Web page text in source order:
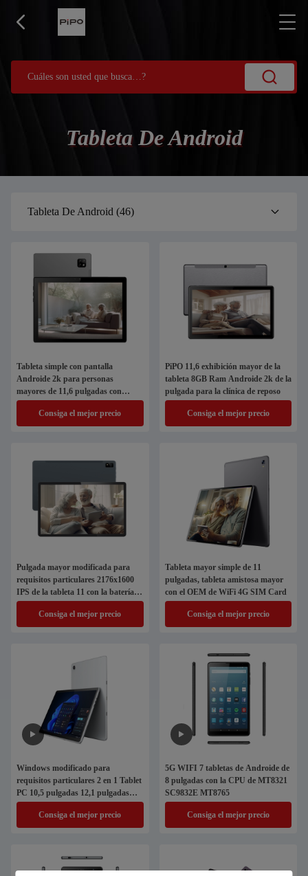
Tableta De Android
Tableta De Android (46)
Tableta simple con pantalla
Androide 2k para personas
mayores de 11,6 pulgadas con
tarjeta SIM 5G WiFi 4G
Consiga el mejor precio
PiPO 11,6 exhibición mayor de la
tableta 8GB Ram Androide 2k de la
pulgada para la clínica de reposo
Consiga el mejor precio
Pulgada mayor modificada para
requisitos particulares 2176x1600
IPS de la tableta 11 con la batería
7000mAh
Consiga el mejor precio
Tableta mayor simple de 11
pulgadas, tableta amistosa mayor
con el OEM de WiFi 4G SIM Card
Consiga el mejor precio
Windows modificado para
requisitos particulares 2 en 1 Tablet
PC 10,5 pulgadas 12,1 pulgadas
12,6 pulgadas para la escuela de la
educaciónConsiga el mejor precio
5G WIFI 7 tabletas de Androide de
8 pulgadas con la CPU de MT8321
SC9832E MT8765
Consiga el mejor precio